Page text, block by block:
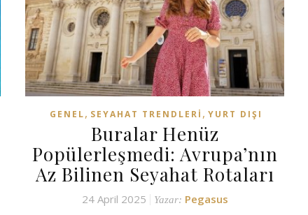
GENEL, SEYAHAT TRENDLERI , YURT DIŞI
Buralar Henüz
Popülerleşmedi: Avrupa’nın
Az Bilinen Seyahat Rotaları
24 April 2025 Yazar: Pegasus